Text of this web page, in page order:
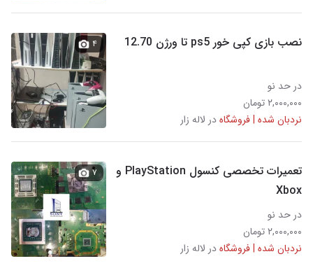
نصب بازی کپی خور ps5 تا ورژن 12.70
در حد نو
۲,۰۰۰,۰۰۰ تومان
نردبان شده | فروشگاهدر لاله زار
۴
تعمیرات تخصصی کنسول PlayStation و
Xbox
در حد نو
۲,۰۰۰,۰۰۰ تومان
نردبان شده | فروشگاهدر لاله زار
۷